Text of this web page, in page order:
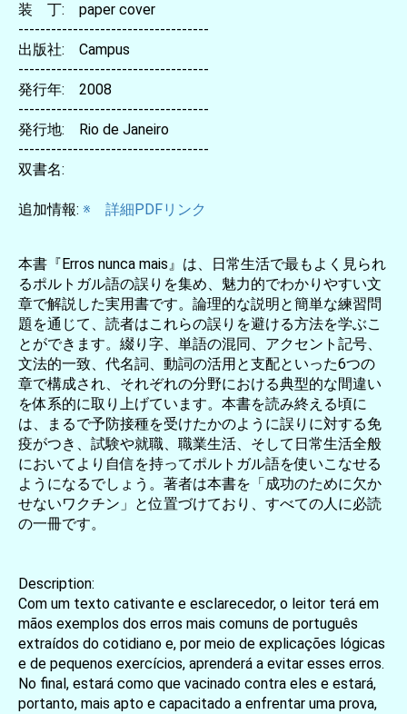
装 丁: paper cover
-----------------------------------
出版社: Campus
-----------------------------------
発行年: 2008
-----------------------------------
発行地: Rio de Janeiro
-----------------------------------
双書名:
追加情報: ※ 詳細PDFリンク
本書『Erros nunca mais』は、日常生活で最もよく見られ
るポルトガル語の誤りを集め、魅力的でわかりやすい文
章で解説した実用書です。論理的な説明と簡単な練習問
題を通じて、読者はこれらの誤りを避ける方法を学ぶこ
とができます。綴り字、単語の混同、アクセント記号、
文法的一致、代名詞、動詞の活用と支配といった6つの
章で構成され、それぞれの分野における典型的な間違い
を体系的に取り上げています。本書を読み終える頃に
は、まるで予防接種を受けたかのように誤りに対する免
疫がつき、試験や就職、職業生活、そして日常生活全般
においてより自信を持ってポルトガル語を使いこなせる
ようになるでしょう。著者は本書を「成功のために欠か
せないワクチン」と位置づけており、すべての人に必読
の一冊です。
Description:
Com um texto cativante e esclarecedor, o leitor terá em
mãos exemplos dos erros mais comuns de português
extraídos do cotidiano e, por meio de explicações lógicas
e de pequenos exercícios, aprenderá a evitar esses erros.
No final, estará como que vacinado contra eles e estará,
portanto, mais apto e capacitado a enfrentar uma prova,